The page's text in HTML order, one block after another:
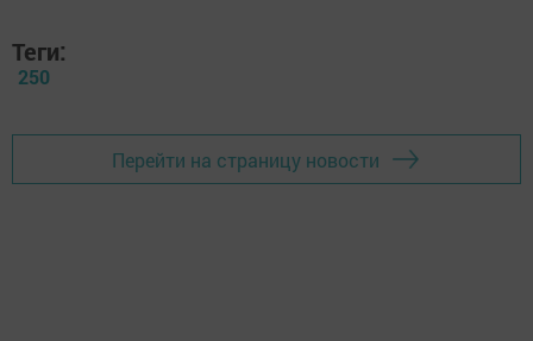
Теги:
250
Перейти на страницу новости